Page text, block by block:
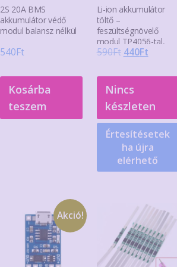
2S 20A BMS
akkumulátor védő
modul balansz nélkül
540Ft
Kosárba
teszem
Li-ion akkumulátor
töltő –
feszültségnövelő
modul TP4056-tal,
USB-C-vel
590Ft Original
was:
590Ft.
440FtCurrent
440Ft.
Nincs
készleten
Értesítésetek
ha újra
elérhető
Akció!